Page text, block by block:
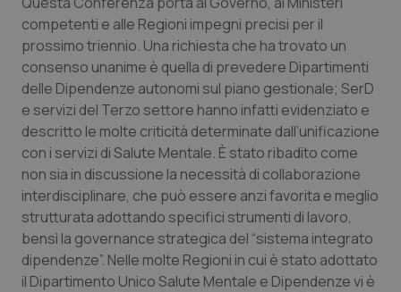
Tumori del Polmone & Testa Collo
Tumori gastrointestinali
Ulcera & Reflusso
Vaccini
competenti e alle Regioni impegni precisi per il
prossimo triennio. Una richiesta che ha trovato un
consenso unanime è quella di prevedere Dipartimenti
delle Dipendenze autonomi sul piano gestionale; SerD
e servizi del Terzo settore hanno infatti evidenziato e
descritto le molte criticità determinate dall’unificazione
con i servizi di Salute Mentale. È stato ribadito come
non sia in discussione la necessità di collaborazione
interdisciplinare, che può essere anzi favorita e meglio
strutturata adottando specifici strumenti di lavoro,
bensì la governance strategica del “sistema integrato
dipendenze”. Nelle molte Regioni in cui è stato adottato
il Dipartimento Unico Salute Mentale e Dipendenze vi è